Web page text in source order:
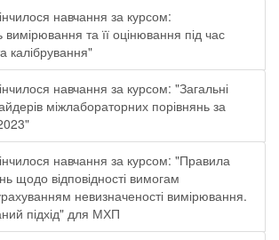
навчання за курсом:
вимірювання та її оцінювання під час
калібрування"
навчання за курсом: "Загальні
міжлабораторних порівнянь за
навчання за курсом: "Правила
щодо відповідності вимогам
невизначеності вимірювання.
підхід" для МХП